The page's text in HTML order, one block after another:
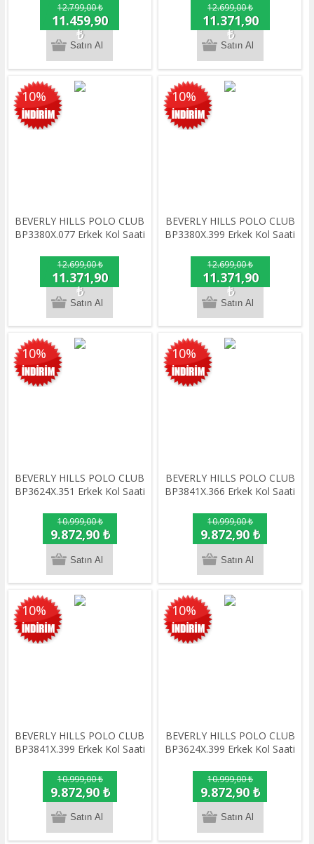
12.799,00 ₺
11.459,90
₺
12.699,00 ₺
11.371,90
₺
10%
BEVERLY HILLS POLO CLUB
BP3380X.077 Erkek Kol Saati
12.699,00 ₺
11.371,90
₺
10%
BEVERLY HILLS POLO CLUB
BP3380X.399 Erkek Kol Saati
12.699,00 ₺
11.371,90
₺
10%
BEVERLY HILLS POLO CLUB
BP3624X.351 Erkek Kol Saati
10.999,00 ₺
9.872,90 ₺
10%
BEVERLY HILLS POLO CLUB
BP3841X.366 Erkek Kol Saati
10.999,00 ₺
9.872,90 ₺
10%
BEVERLY HILLS POLO CLUB
BP3841X.399 Erkek Kol Saati
10.999,00 ₺
9.872,90 ₺
10%
BEVERLY HILLS POLO CLUB
BP3624X.399 Erkek Kol Saati
10.999,00 ₺
9.872,90 ₺